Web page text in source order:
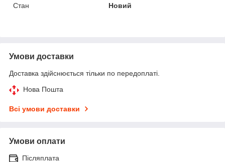
Стан
Новий
Умови доставки
Доставка здійснюється тільки по передоплаті.
Нова Пошта
Всі умови доставки
Умови оплати
Післяплата